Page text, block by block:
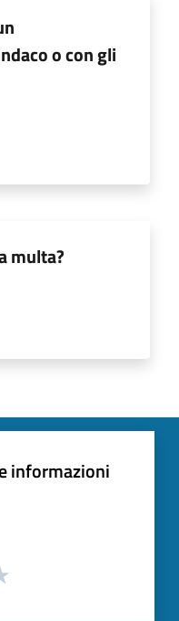
o con gli
multa?
informazioni